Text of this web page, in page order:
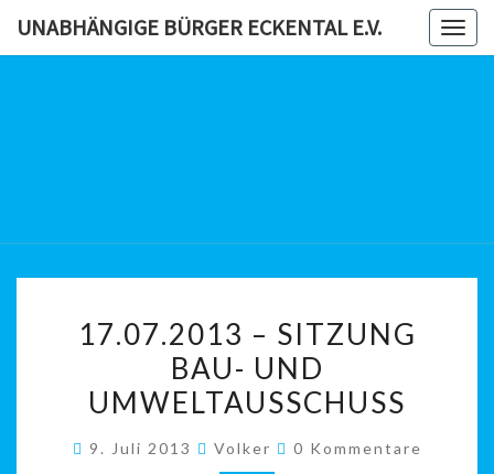
UNABHÄNGIGE BÜRGER ECKENTAL E.V.
–
SITZUNG
BAU-
UMWELTAUSSCHUSS
17.07.2013 – SITZUNG
BAU- UND
UMWELTAUSSCHUSS
9. Juli 2013 Volker Kommentare
0 Kommentare